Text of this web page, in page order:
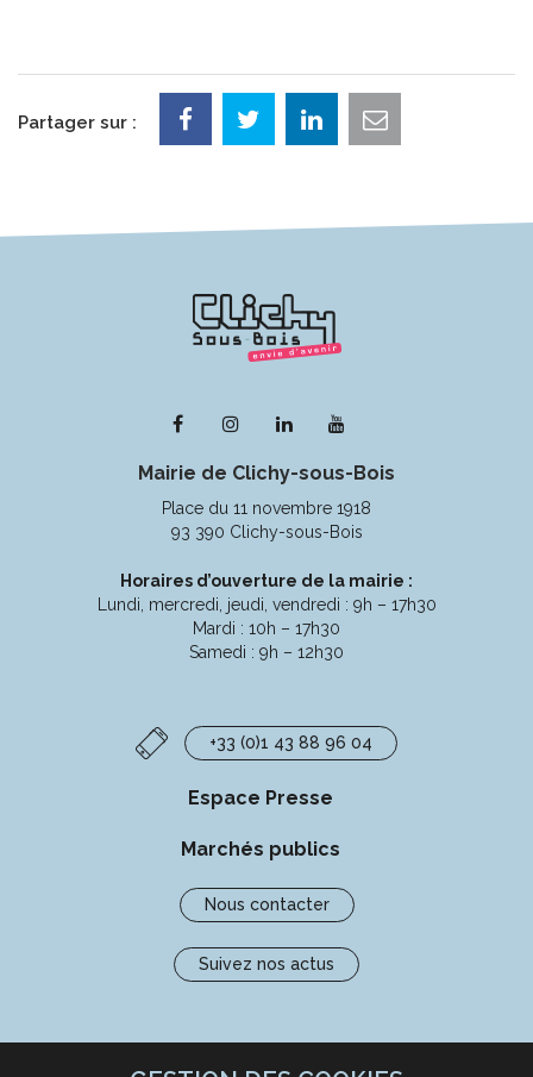
Partager sur :
Lien
le
compte
Facebook
Lien
le
compte
Instagram
Lien
le
compte
Linkedin
la
chaîne
Youtube
Mairie de Clichy-sous-Bois
Place du 11 novembre 1918
93 390 Clichy-sous-Bois
Horaires d’ouverture de la mairie :
Lundi, mercredi, jeudi, vendredi : 9h – 17h30
Mardi : 10h – 17h30
Samedi : 9h – 12h30
+33 (0)1 43 88 96 04
Espace Presse
Marchés publics
Nous contacter
Suivez nos actus